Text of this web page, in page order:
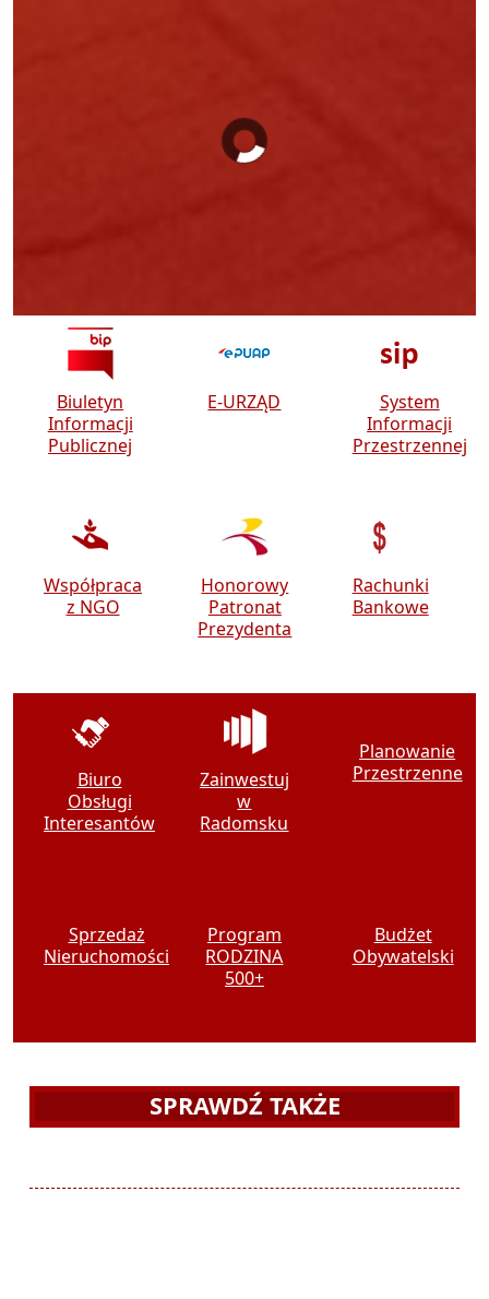
Biuletyn
Informacji
Publicznej
E-URZĄD
System
Informacji
Przestrzennej
Współpraca
z NGO
Rachunki
Bankowe
Honorowy
Patronat
Prezydenta
Biuro
Obsługi
Interesantów
Zainwestuj
w
Radomsku
Planowanie
Sprzedaż
Program
RODZINA
Budżet
SPRAWDŹ TAKŻE